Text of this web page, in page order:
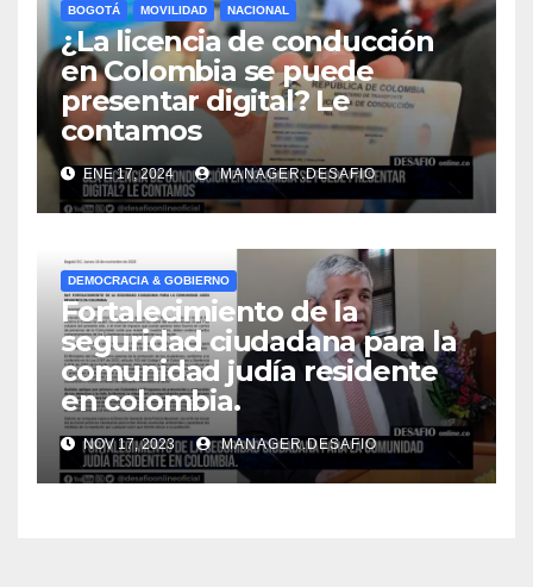
BOGOTÁ MOVILIDAD NACIONAL
¿La licencia de conducción
en Colombia se puede
presentar digital? Le
contamos
ENE 17, 2024 MANAGER.DESAFIO
DEMOCRACIA & GOBIERNO
Fortalecimiento de la
seguridad ciudadana para la
comunidad judía residente
en colombia.
NOV 17, 2023 MANAGER.DESAFIO